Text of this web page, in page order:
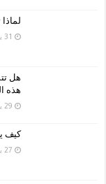
31 يناير، 2019
هل
هذه
29 يناير، 2019
كيف
27 يناير، 2019